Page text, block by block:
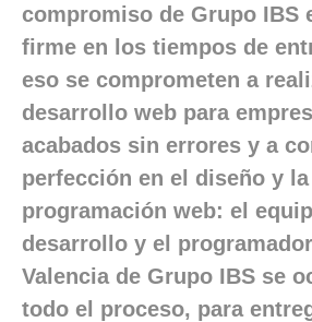
compromiso de Grupo IBS
firme en los tiempos de
eso se comprometen a
desarrollo web para
acabados sin errores y a
perfección en el diseño y la
programación web: el
desarrollo y el
Valencia de Grupo IBS se
todo el proceso, para